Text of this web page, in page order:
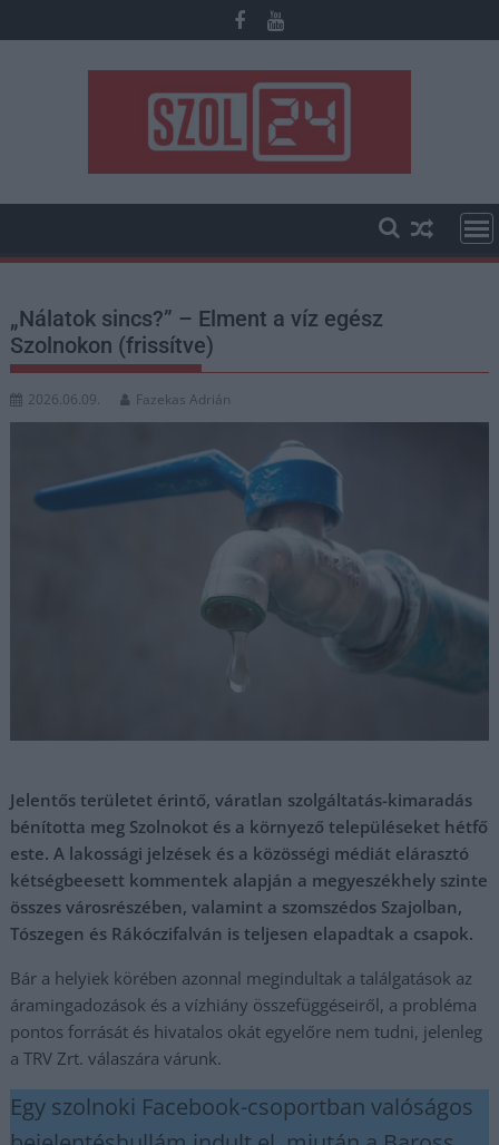
to
„Nálatok sincs?” – Elment a víz egész
Szolnokon (frissítve)
2026.06.09. Fazekas Adrián
Jelentős területet érintő, váratlan szolgáltatás-kimaradás
bénította meg Szolnokot és a környező településeket hétfő
este. A lakossági jelzések és a közösségi médiát elárasztó
kétségbeesett kommentek alapján a megyeszékhely szinte
összes városrészében, valamint a szomszédos Szajolban,
Tószegen és Rákóczifalván is teljesen elapadtak a csapok.
Bár a helyiek körében azonnal megindultak a találgatások az
áramingadozások és a vízhiány összefüggéseiről, a probléma
pontos forrását és hivatalos okát egyelőre nem tudni, jelenleg
a TRV Zrt. válaszára várunk.
Egy szolnoki Facebook-csoportban valóságos